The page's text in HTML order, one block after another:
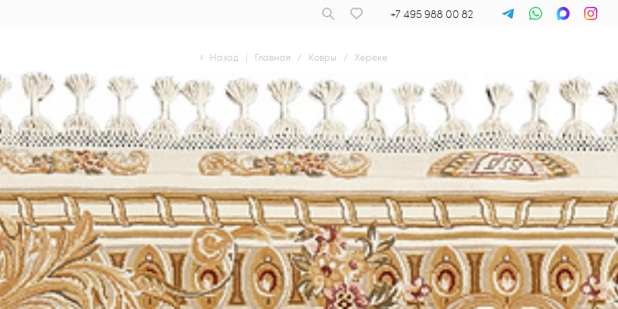
+7 495 988 00 82
Назад | Главная / Ковры / Хереке